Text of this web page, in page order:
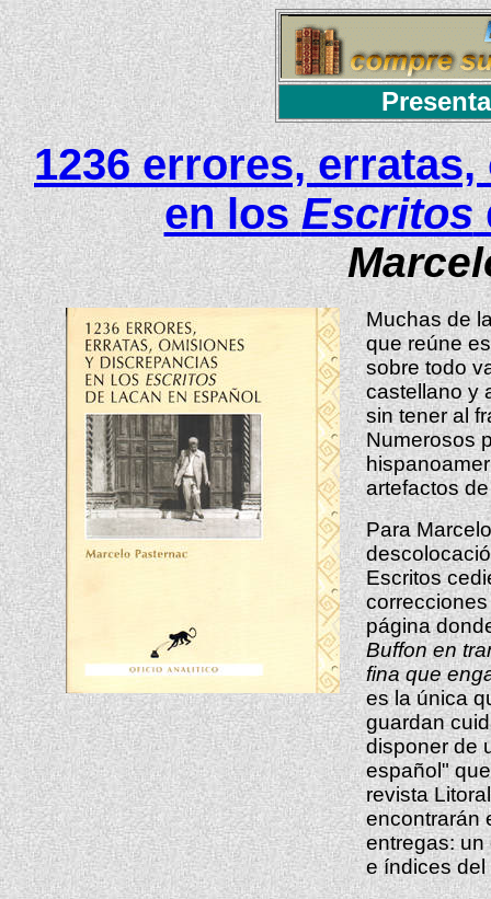
1236 errores,
en losEscritos
Muchas de
que reúne
sobre todo
castellano y
sin tener al
Numerosos
artefactos
Para
Escritos
página
Buffon en
fina que
es la única
guardan
disponer de
español"
revista
encontrarán
entregas: un
e índices del